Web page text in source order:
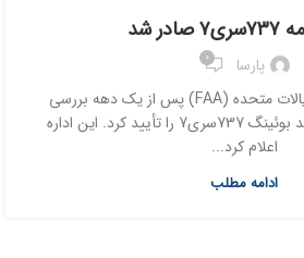
شد
پارسا 0
اداره هوانوردی فدرال ایالات متحده (FAA) پس از یک دهه بررسی
گسترده، هواپیمای جدید بوئینگ 737سری7 را تأیید کرد. این اداره
اعلام کرد...
ادامه مطلب